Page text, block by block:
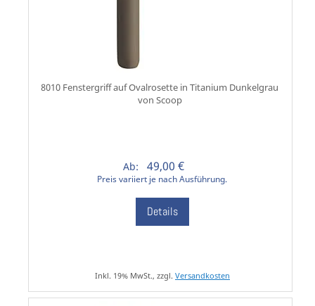
8010 Fenstergriff auf Ovalrosette in Titanium Dunkelgrau
von Scoop
Ab: 49,00 €
Preis variiert je nach Ausführung.
Details
Inkl. 19% MwSt., zzgl. Versandkosten